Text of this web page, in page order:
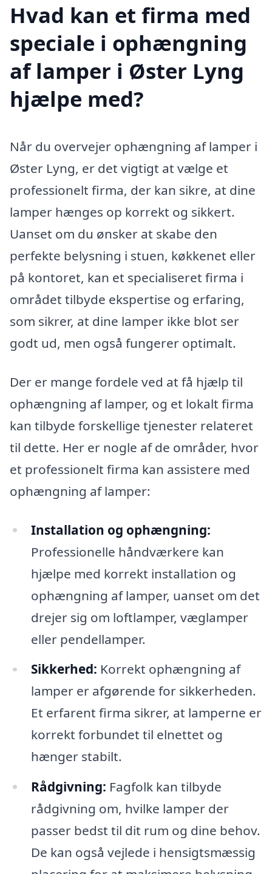
Hvad kan et firma med
speciale i ophængning
af lamper i Øster Lyng
hjælpe med?
Når du overvejer ophængning af lamper i
Øster Lyng, er det vigtigt at vælge et
professionelt firma, der kan sikre, at dine
lamper hænges op korrekt og sikkert.
Uanset om du ønsker at skabe den
perfekte belysning i stuen, køkkenet eller
på kontoret, kan et specialiseret firma i
området tilbyde ekspertise og erfaring,
som sikrer, at dine lamper ikke blot ser
godt ud, men også fungerer optimalt.
Der er mange fordele ved at få hjælp til
ophængning af lamper, og et lokalt firma
kan tilbyde forskellige tjenester relateret
til dette. Her er nogle af de områder, hvor
et professionelt firma kan assistere med
ophængning af lamper:
Installation og ophængning:
Professionelle håndværkere kan
hjælpe med korrekt installation og
ophængning af lamper, uanset om det
drejer sig om loftlamper, væglamper
eller pendellamper.
Sikkerhed: Korrekt ophængning af
lamper er afgørende for sikkerheden.
Et erfarent firma sikrer, at lamperne er
korrekt forbundet til elnettet og
hænger stabilt.
Rådgivning: Fagfolk kan tilbyde
rådgivning om, hvilke lamper der
passer bedst til dit rum og dine behov.
De kan også vejlede i hensigtsmæssig